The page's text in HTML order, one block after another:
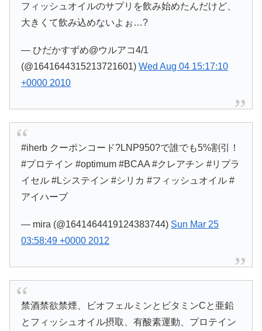
フィッシュオイルのサプリを飲み始めたんだけど、
大きくて飲み込めないよぉ…?
— ひだかすずめ@ウルアコ4/1
(@1641644315213721601)Wed Aug 04 15:17:10
+0000 2010
#iherb クーポンコード?LNP950?で誰でも5%割引！
#プロテイン #optimum #BCAA #クレアチン #リプラ
イセル #Lシステイン #シリカ #フィッシュオイル #
アイハーブ
— mira (@1641464419124383744) Sun Mar 25
03:58:49 +0000 2012
禁酒禁欲禁煙、ビオフェルミンとビタミンCと亜鉛
とフィッシュオイル摂取、有酸素運動、プロテイン